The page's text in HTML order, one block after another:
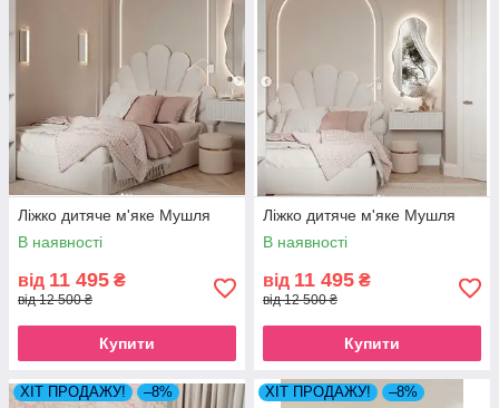
Ліжко дитяче м'яке Мушля
В наявності
від 11 495 ₴
від 12 500 ₴
Купити
Ліжко дитяче м'яке Мушля
В наявності
від 11 495 ₴
від 12 500 ₴
Купити
ХІТ ПРОДАЖУ! –8% ХІТ ПРОДАЖУ! –8%